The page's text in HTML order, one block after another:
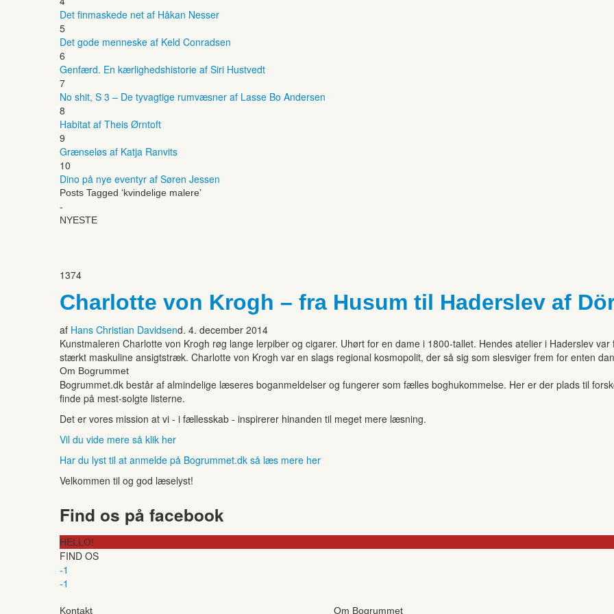
Det finmaskede net af Håkan Nesser
5
Det gode menneske af Keld Conradsen
6
Genfærd. En kærlighedshistorie af Siri Hustvedt
7
No shit, S 3 – De tyvagtige rumvæsner af Lasse Bo Andersen
8
Habitat af Theis Ørntoft
9
Grænseløs af Katja Ranvits
10
Dino på nye eventyr af Søren Jessen
Posts Tagged ‘kvindelige malere’
-
NYESTE
1374
Charlotte von Krogh – fra Husum til Haderslev af
af Hans Christian Davidsend. 4. december 2014
Kunstmaleren Charlotte von Krogh røg lange lerpiber og cigarer. Uhørt for en dame i 1800-tallet. Hendes atelier i Haderslev
stærkt maskuline ansigtstræk. Charlotte von Krogh var en slags regional kosmopolit, der så sig som slesviger frem for enten
Om Bogrummet
Bogrummet.dk består af almindelige læseres boganmeldelser og fungerer som fælles boghukommelse. Her er der plads til
finde på mest-solgte listerne.
Det er vores mission at vi - i fællesskab - inspirerer hinanden til meget mere læsning.
Vil du vide mere så klik her
Har du lyst til at anmelde på Bogrummet.dk så læs mere her
Velkommen til og god læselyst!
Find os på facebook
HELLO!
FIND OS
-1
-1
Kontakt Om Bogrummet